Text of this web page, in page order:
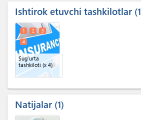
Ishtirok etuvchi tashkilotlar 1
Sug'urta
tashkiloti(x 4)
1 2
3
4
Natijalar 1